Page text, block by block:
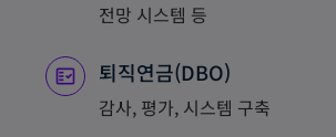
전망 시스템 등
퇴직연금(DBO)
감사, 평가, 시스템 구축